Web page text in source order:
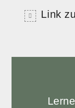
Link